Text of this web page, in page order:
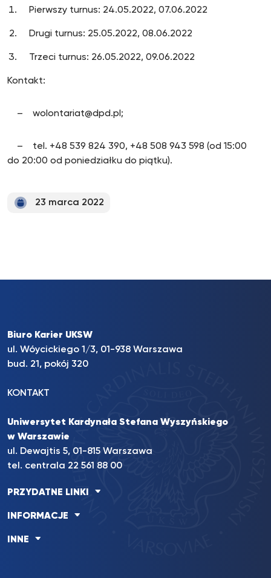
Pierwszy turnus: 24.05.2022, 07.06.2022
Drugi turnus: 25.05.2022, 08.06.2022
Trzeci turnus: 26.05.2022, 09.06.2022
Kontakt:
– wolontariat@dpd.pl;
– tel. +48 539 824 390, +48 508 943 598 (od 15:00
do 20:00 od poniedziałku do piątku).
23 marca 2022
Biuro Karier UKSW
ul. Wóycickiego 1/3, 01-938 Warszawa
bud. 21, pokój 320
KONTAKT
Uniwersytet Kardynała Stefana Wyszyńskiego
w Warszawie
ul. Dewajtis 5, 01-815 Warszawa
tel. centrala 22 561 88 00
PRZYDATNE LINKI
INFORMACJE
INNE